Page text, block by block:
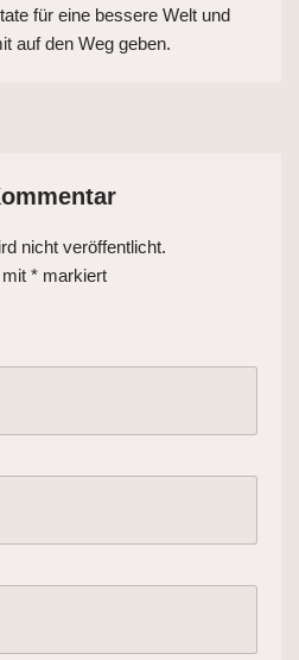
für eine bessere Welt und
auf den Weg geben.
nicht veröffentlicht.
* markiert